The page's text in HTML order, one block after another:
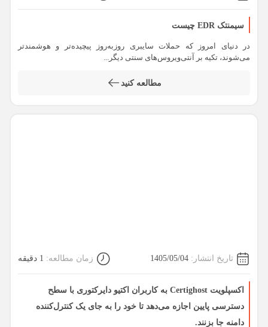
سیمنتک EDR چیست
در دنیای امروز که حملات سایبری روزبه‌روز پیچیده‌تر و هوشمندتر
می‌شوند، تکیه بر آنتی‌ویروس‌های سنتی دیگر...
مطالعه کنید
تاریخ انتشار: 1405/05/04 زمان مطالعه: 1 دقیقه
اکسپلویت Certighost به کاربران اکتیو دایرکتوری با سطح
دسترسی پایین اجازه می‌دهد تا خود را به جای یک کنترل‌کننده
دامنه جا بزنند.